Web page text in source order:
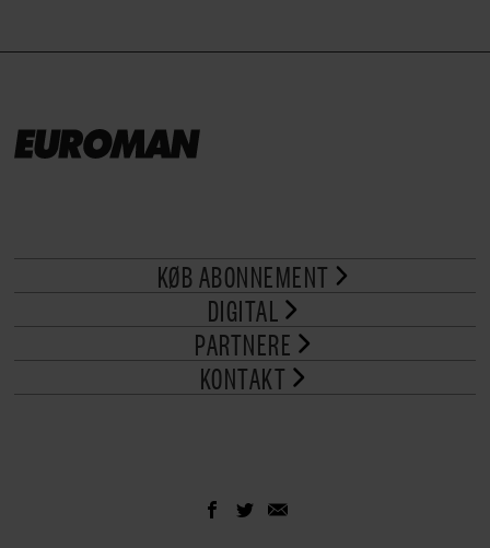
KØB ABONNEMENT
DIGITAL
PARTNERE
KONTAKT